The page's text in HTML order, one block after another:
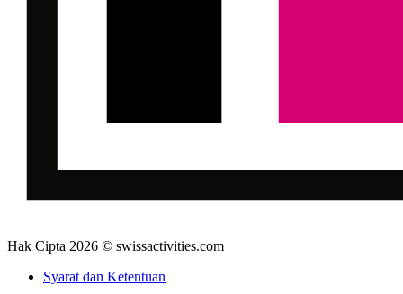
Hak Cipta 2026 © swissactivities.com
Syarat dan Ketentuan